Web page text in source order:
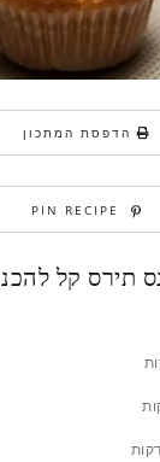
הדפסת המתכון
PIN RECIPE
תירס קל